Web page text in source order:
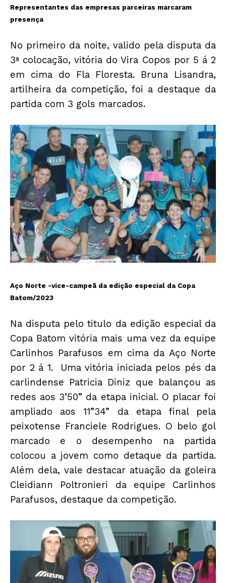
Representantes das empresas parceiras marcaram
presença
No primeiro da noite, valido pela disputa da
3ª colocação, vitória do Vira Copos por 5 á 2
em cima do Fla Floresta. Bruna Lisandra,
artilheira da competição, foi a destaque da
partida com 3 gols marcados.
Aço Norte -vice-campeã da edição especial da Copa
Batom/2023
Na disputa pelo titulo da edição especial da
Copa Batom vitória mais uma vez da equipe
Carlinhos Parafusos em cima da Aço Norte
por 2 á 1. Uma vitória iniciada pelos pés da
carlindense Patricia Diniz que balançou as
redes aos 3’50” da etapa inicial. O placar foi
ampliado aos 11”34” da etapa final pela
peixotense Franciele Rodrigues. O belo gol
marcado e o desempenho na partida
colocou a jovem como detaque da partida.
Além dela, vale destacar atuação da goleira
Cleidiann Poltronieri da equipe Carlinhos
Parafusos, destaque da competição.